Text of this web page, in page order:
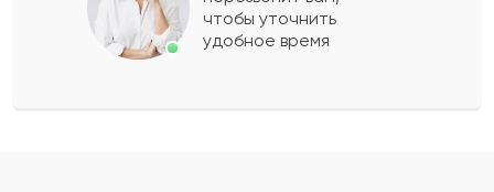
чтобы уточнить
удобное время